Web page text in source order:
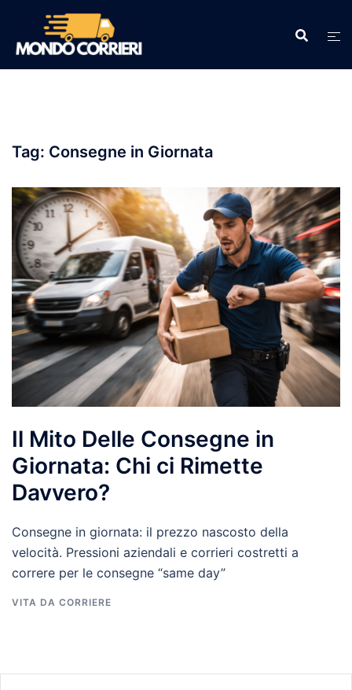
contenuto
Tag: Consegne in Giornata
Il Mito Delle Consegne in
Giornata: Chi ci Rimette
Davvero?
Consegne in giornata: il prezzo nascosto della
velocità. Pressioni aziendali e corrieri costretti a
correre per le consegne “same day”
VITA DA CORRIERE